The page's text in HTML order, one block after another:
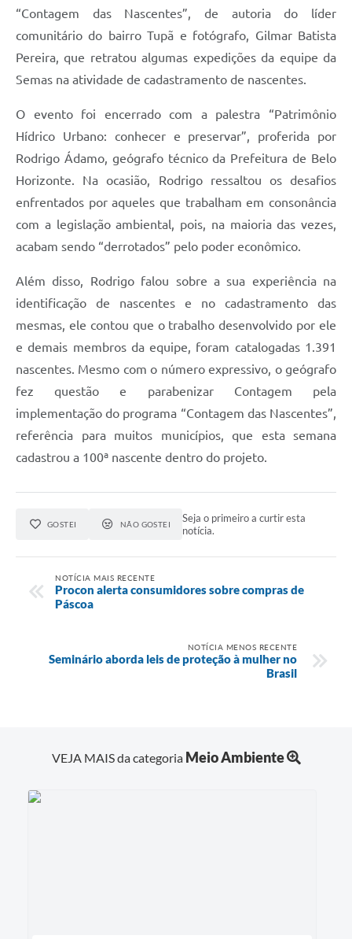
“Contagem das Nascentes”, de autoria do líder
comunitário do bairro Tupã e fotógrafo, Gilmar Batista
Pereira, que retratou algumas expedições da equipe da
Semas na atividade de cadastramento de nascentes.
O evento foi encerrado com a palestra “Patrimônio
Hídrico Urbano: conhecer e preservar”, proferida por
Rodrigo Ádamo, geógrafo técnico da Prefeitura de Belo
Horizonte. Na ocasião, Rodrigo ressaltou os desafios
enfrentados por aqueles que trabalham em consonância
com a legislação ambiental, pois, na maioria das vezes,
acabam sendo “derrotados” pelo poder econômico.
Além disso, Rodrigo falou sobre a sua experiência na
identificação de nascentes e no cadastramento das
mesmas, ele contou que o trabalho desenvolvido por ele
e demais membros da equipe, foram catalogadas 1.391
nascentes. Mesmo com o número expressivo, o geógrafo
fez questão e parabenizar Contagem pela
implementação do programa “Contagem das Nascentes”,
referência para muitos municípios, que esta semana
cadastrou a 100ª nascente dentro do projeto.
GOSTEI NÃO GOSTEI
Seja o primeiro a curtir esta
notícia.
NOTÍCIA MAIS RECENTE
Procon alerta consumidores sobre compras de
Páscoa
NOTÍCIA MENOS RECENTE
Seminário aborda leis de proteção à mulher no
Brasil
VEJA MAIS da categoria Meio Ambiente